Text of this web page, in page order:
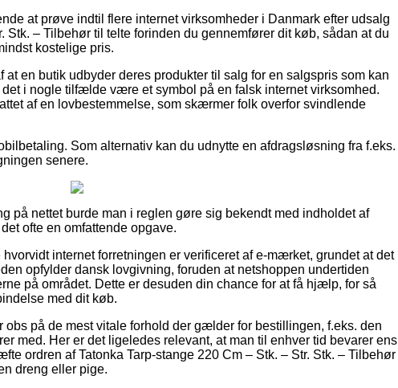
at prøve indtil flere internet virksomheder i Danmark efter udsalg
Stk. – Tilbehør til telte forinden du gennemfører dit køb, sådan at du
kostelige pris.
en butik udbyder deres produkter til salg for en salgspris som kan
i nogle tilfælde være et symbol på en falsk internet virksomhed.
af en lovbestemmelse, som skærmer folk overfor svindlende
Som alternativ kan du udnytte en afdragsløsning fra f.eks.
senere.
på nettet burde man i reglen gøre sig bekendt med indholdet af
ofte en omfattende opgave.
internet forretningen er verificeret af e-mærket, grundet at det
opfylder dansk lovgivning, foruden at netshoppen undertiden
på området. Dette er desuden din chance for at få hjælp, for så
med dit køb.
obs på de mest vitale forhold der gælder for bestillingen, f.eks. den
med. Her er det ligeledes relevant, at man til enhver tid bevarer ens
ordren af Tatonka Tarp-stange 220 Cm – Stk. – Str. Stk. – Tilbehør
dreng eller pige.